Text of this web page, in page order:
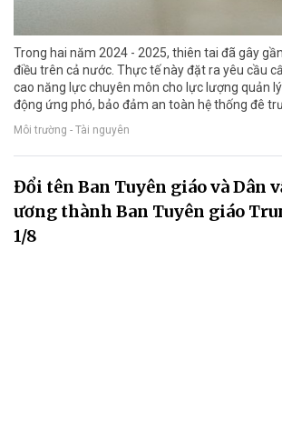
Trong hai năm 2024 - 2025, thiên tai đã gây
điều trên cả nước. Thực tế này đặt ra yêu cầu
cao năng lực chuyên môn cho lực lượng quản
động ứng phó, bảo đảm an toàn hệ thống đê
Môi trường - Tài nguyên
Đổi tên Ban Tuyên giáo và Dân
ương thành Ban Tuyên giáo
1/8